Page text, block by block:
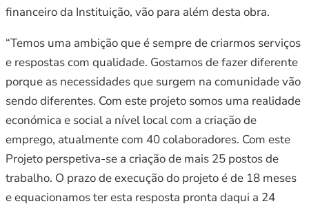
financeiro da Instituição, vão para além desta obra.
“Temos uma ambição que é sempre de criarmos serviços
e respostas com qualidade. Gostamos de fazer diferente
porque as necessidades que surgem na comunidade vão
sendo diferentes. Com este projeto somos uma realidade
económica e social a nível local com a criação de
emprego, atualmente com 40 colaboradores. Com este
Projeto perspetiva-se a criação de mais 25 postos de
trabalho. O prazo de execução do projeto é de 18 meses
e equacionamos ter esta resposta pronta daqui a 24